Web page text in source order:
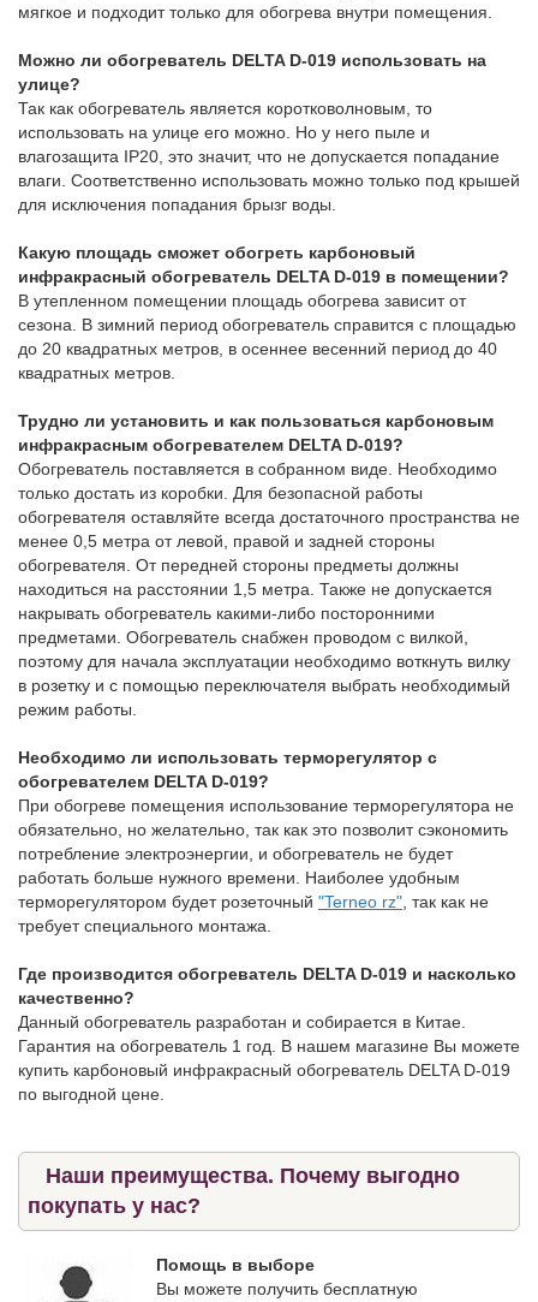
мягкое и подходит только для обогрева внутри помещения.
Можно ли обогреватель DELTA D-019 использовать на
улице?
Так как обогреватель является коротковолновым, то
использовать на улице его можно. Но у него пыле и
влагозащита IP20, это значит, что не допускается попадание
влаги. Соответственно использовать можно только под крышей
для исключения попадания брызг воды.
Какую площадь сможет обогреть карбоновый
инфракрасный обогреватель DELTA D-019 в помещении?
В утепленном помещении площадь обогрева зависит от
сезона. В зимний период обогреватель справится с площадью
до 20 квадратных метров, в осеннее весенний период до 40
квадратных метров.
Трудно ли установить и как пользоваться карбоновым
инфракрасным обогревателем DELTA D-019?
Обогреватель поставляется в собранном виде. Необходимо
только достать из коробки. Для безопасной работы
обогревателя оставляйте всегда достаточного пространства не
менее 0,5 метра от левой, правой и задней стороны
обогревателя. От передней стороны предметы должны
находиться на расстоянии 1,5 метра. Также не допускается
накрывать обогреватель какими-либо посторонними
предметами. Обогреватель снабжен проводом с вилкой,
поэтому для начала эксплуатации необходимо воткнуть вилку
в розетку и с помощью переключателя выбрать необходимый
режим работы.
Необходимо ли использовать терморегулятор с
обогревателем DELTA D-019?
При обогреве помещения использование терморегулятора не
обязательно, но желательно, так как это позволит сэкономить
потребление электроэнергии, и обогреватель не будет
работать больше нужного времени. Наиболее удобным
терморегулятором будет розеточный "Terneo rz", так как не
требует специального монтажа.
Где производится обогреватель DELTA D-019 и насколько
качественно?
Данный обогреватель разработан и собирается в Китае.
Гарантия на обогреватель 1 год. В нашем магазине Вы можете
купить карбоновый инфракрасный обогреватель DELTA D-019
по выгодной цене.
Наши преимущества. Почему выгодно
покупать у нас?
Помощь в выборе
Вы можете получить бесплатную